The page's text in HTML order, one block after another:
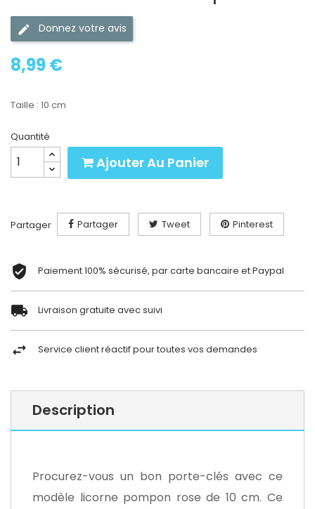
Donnez votre avis
8,99 €
Taille : 10 cm
Quantité
Ajouter Au Panier
Partager Partager Tweet Pinterest
Paiement 100% sécurisé, par carte bancaire et Paypal
Livraison gratuite avec suivi
Service client réactif pour toutes vos demandes
Description
Procurez-vous un bon porte-clés avec ce
modèle licorne pompon rose de 10 cm. Ce